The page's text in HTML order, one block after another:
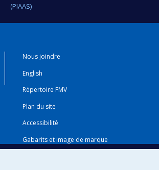
(PIAAS)
Nous joindre
English
Répertoire FMV
Plan du site
Accessibilité
Gabarits et image de marque